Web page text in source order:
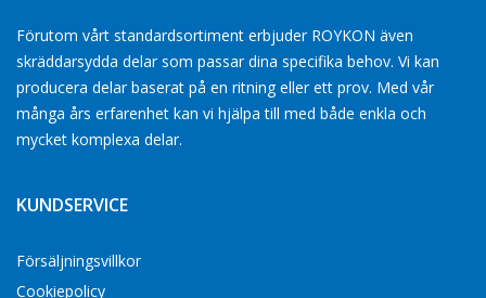
Förutom vårt standardsortiment erbjuder ROYKON även
skräddarsydda delar som passar dina specifika behov. Vi kan
producera delar baserat på en ritning eller ett prov. Med vår
många års erfarenhet kan vi hjälpa till med både enkla och
mycket komplexa delar.
KUNDSERVICE
Försäljningsvillkor
Cookiepolicy